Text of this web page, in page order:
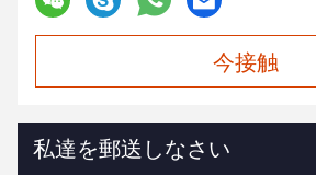
今接触
私達を郵送しなさい